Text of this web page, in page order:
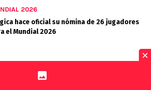
2026
hace oficial su nómina de 26 jugadores
el Mundial 2026
acusación a Clark: denuncian "negocios"
×